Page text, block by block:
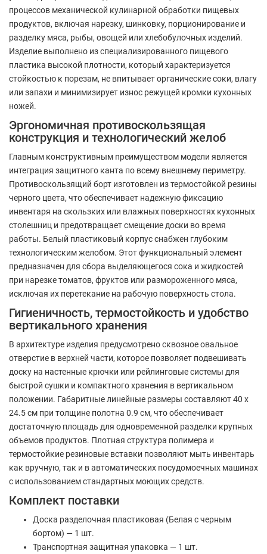
процессов механической кулинарной обработки пищевых
продуктов, включая нарезку, шинковку, порционирование и
разделку мяса, рыбы, овощей или хлебобулочных изделий.
Изделие выполнено из специализированного пищевого
пластика высокой плотности, который характеризуется
стойкостью к порезам, не впитывает органические соки, влагу
или запахи и минимизирует износ режущей кромки кухонных
ножей.
Эргономичная противоскользящая
конструкция и технологический желоб
Главным конструктивным преимуществом модели является
интеграция защитного канта по всему внешнему периметру.
Противоскользящий борт изготовлен из термостойкой резины
черного цвета, что обеспечивает надежную фиксацию
инвентаря на скользких или влажных поверхностях кухонных
столешниц и предотвращает смещение доски во время
работы. Белый пластиковый корпус снабжен глубоким
технологическим желобом. Этот функциональный элемент
предназначен для сбора выделяющегося сока и жидкостей
при нарезке томатов, фруктов или размороженного мяса,
исключая их перетекание на рабочую поверхность стола.
Гигиеничность, термостойкость и удобство
вертикального хранения
В архитектуре изделия предусмотрено сквозное овальное
отверстие в верхней части, которое позволяет подвешивать
доску на настенные крючки или рейлинговые системы для
быстрой сушки и компактного хранения в вертикальном
положении. Габаритные линейные размеры составляют 40 х
24.5 см при толщине полотна 0.9 см, что обеспечивает
достаточную площадь для одновременной разделки крупных
объемов продуктов. Плотная структура полимера и
термостойкие резиновые вставки позволяют мыть инвентарь
как вручную, так и в автоматических посудомоечных машинах
с использованием стандартных моющих средств.
Комплект поставки
Доска разделочная пластиковая (Белая с черным
бортом) — 1 шт.
Транспортная защитная упаковка — 1 шт.